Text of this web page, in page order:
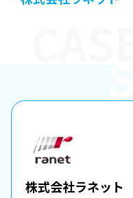
株式会社ラネット